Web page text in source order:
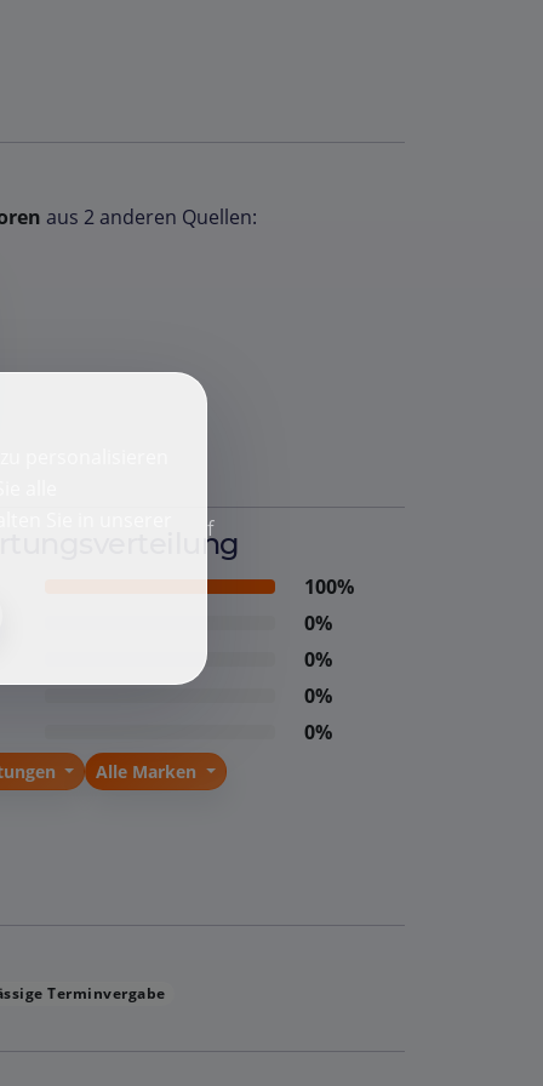
aus 2 anderen Quellen:
100%
0%
0%
0%
0%
Alle Marken
Terminvergabe
personalisieren
f